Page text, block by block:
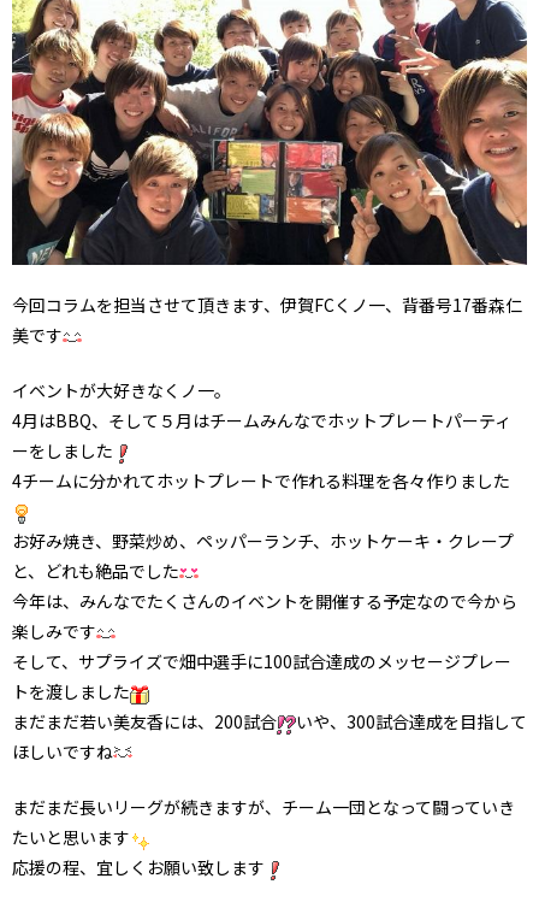
今回コラムを担当させて頂きます、伊賀FCくノ一、背番号17番森仁
美です
イベントが大好きなくノ一。
4月はBBQ、そして５月はチームみんなでホットプレートパーティ
ーをしました
4チームに分かれてホットプレートで作れる料理を各々作りました
お好み焼き、野菜炒め、ペッパーランチ、ホットケーキ・クレープ
と、どれも絶品でした
今年は、みんなでたくさんのイベントを開催する予定なので今から
楽しみです
そして、サプライズで畑中選手に100試合達成のメッセージプレー
トを渡しました
まだまだ若い美友香には、200試合
いや、300試合達成を目指して
ほしいですね
まだまだ長いリーグが続きますが、チーム一団となって闘っていき
たいと思います
応援の程、宜しくお願い致します